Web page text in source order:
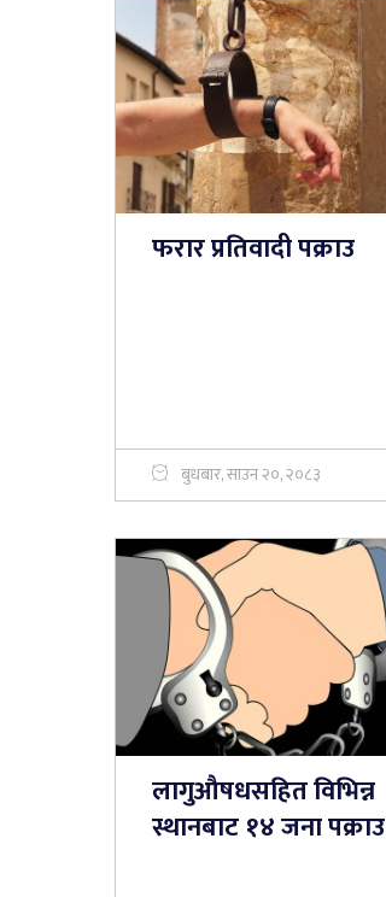
फरार प्रतिवादी पक्राउ
बुधबार, साउन २०, २०८३
लागुऔषधसहित विभिन्न
स्थानबाट १४ जना पक्राउ